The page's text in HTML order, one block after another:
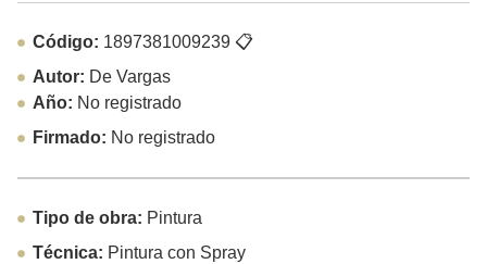
Código: 1897381009239📋
Autor: De Vargas
Año: No registrado
Firmado: No registrado
Tipo de obra: Pintura
Técnica: Pintura con Spray